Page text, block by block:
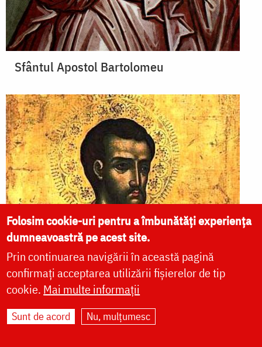
Sfântul Apostol Bartolomeu
Folosim cookie-uri pentru a îmbunătăți experiența
dumneavoastră pe acest site.
Prin continuarea navigării în această pagină
confirmați acceptarea utilizării fișierelor de tip
cookie. Mai multe informații
Sunt de acord Nu, mulțumesc